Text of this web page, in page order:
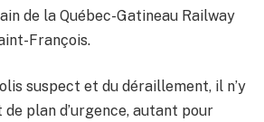
de la Québec-Gatineau Railway
François.
suspect et du déraillement, il n’y
plan d’urgence, autant pour